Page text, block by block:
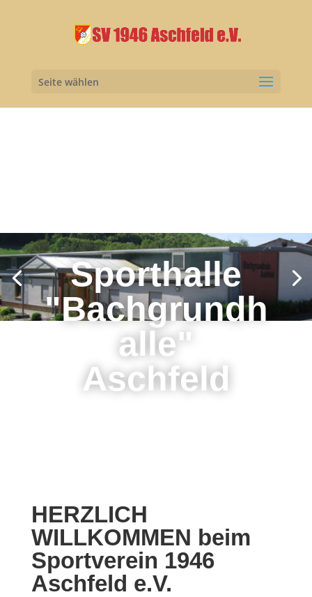
Seite wählen
Sporthalle
"Bachgrundh
alle"
Aschfeld
HERZLICH
WILLKOMMEN beim
Sportverein 1946
Aschfeld e.V.